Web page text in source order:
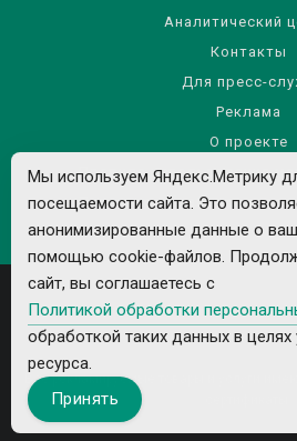
Аналитический
Контакты
Для пресс-
Реклама
О проекте
Правила использования
Политика обработки
Все рекламируемые товары и услуги
Мы используем Яндекс.Метрику
посещаемости сайта. Это
анонимизированные данные о
помощью cookie-файлов.
сайт, вы соглашаетесь с
Политикой обработки
обработкой таких данных в
ресурса.
Принять